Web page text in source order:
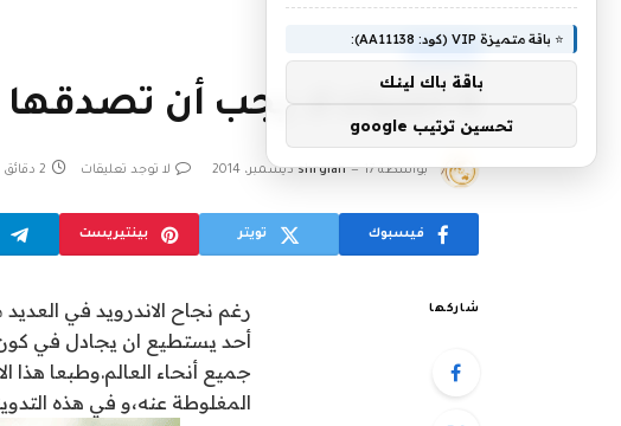
ANDROID
بواسطة shrgiah 17 ديسمبر، 2014 لا توجد تعليقات 2 دقائق
فيسبوك تويتر بينتيريست
شاركها
رغم نجاح الاندرويد في
أحد يستطيع ان يجادل في كون
جميع أنحاء العالم.وطبعا هذا
المغلوطة عنه،و في هذه التدوينة اخترت لكم 4 أشياء لا يجب
⭐ باقة متميزة VIP (كود: AA11138):
باقة باك لينك
تحسين ترتيب google